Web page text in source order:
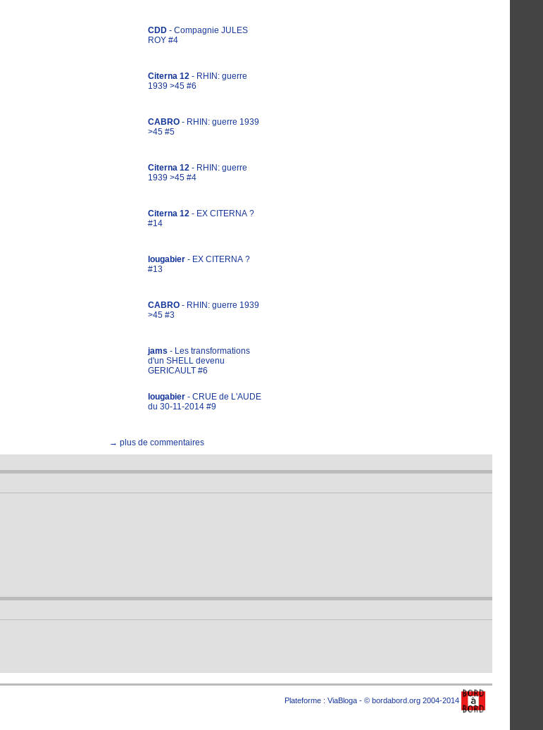
CDD - Compagnie JULES
ROY #4
Citerna 12 - RHIN: guerre
1939 >45 #6
CABRO - RHIN: guerre 1939
>45 #5
Citerna 12 - RHIN: guerre
1939 >45 #4
Citerna 12 - EX CITERNA ?
#14
lougabier - EX CITERNA ?
#13
CABRO - RHIN: guerre 1939
>45 #3
jams - Les transformations
d'un SHELL devenu
GERICAULT #6
lougabier - CRUE de L'AUDE
du 30-11-2014 #9
→ plus de commentaires
Plateforme : ViaBloga - © bordabord.org 2004-2014